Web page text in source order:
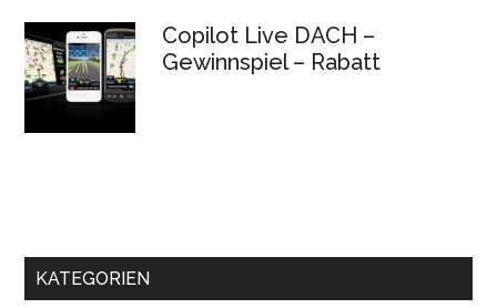
Copilot Live DACH –
Gewinnspiel – Rabatt
KATEGORIEN